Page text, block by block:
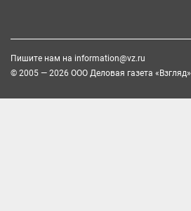
Пишите нам на information@vz.ru
© 2005 — 2026 ООО Деловая газета «Взгляд»